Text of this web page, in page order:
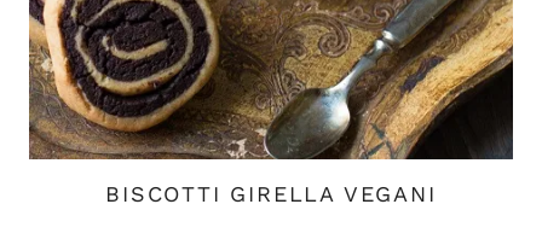
BISCOTTI GIRELLA VEGANI